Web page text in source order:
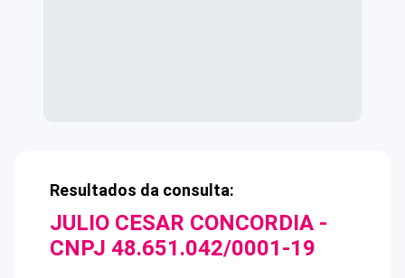
Resultados da consulta:
JULIO CESAR CONCORDIA -
CNPJ 48.651.042/0001-19